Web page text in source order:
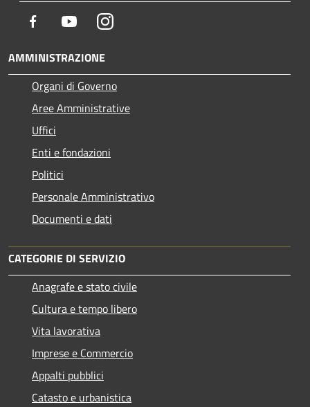
Facebook YoutubeInstagram
AMMINISTRAZIONE
Organi di Governo
Aree Amministrative
Uffici
Enti e fondazioni
Politici
Personale Amministrativo
Documenti e dati
CATEGORIE DI SERVIZIO
Anagrafe e stato civile
Cultura e tempo libero
Vita lavorativa
Imprese e Commercio
Appalti pubblici
Catasto e urbanistica